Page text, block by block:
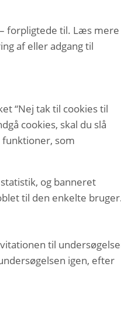
forpligtede til. Læs mere
af eller adgang til
“Nej tak til cookies til
cookies, skal du slå
funktioner, som
og banneret
til den enkelte
til
igen, efter